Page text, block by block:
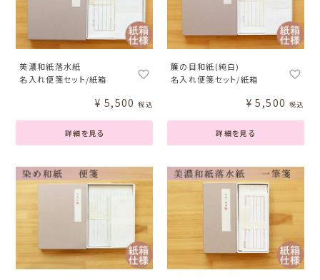
美濃和紙落水紙
名入れ便箋セット/紙箱
詳細を見る
¥ 5,500 税込
簾の目和紙(純白)
名入れ便箋セット/紙箱
詳細を見る
¥ 5,500 税込